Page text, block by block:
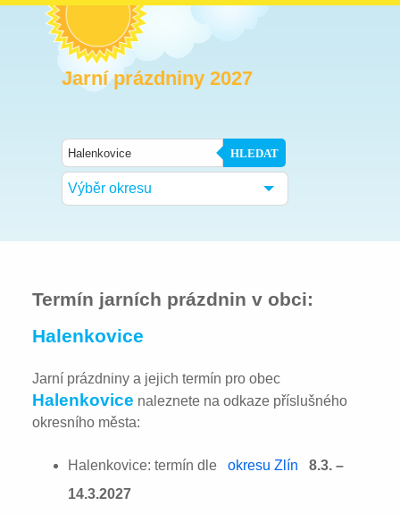
Jarní prázdniny 2027
HLEDAT
Výběr okresu
Termín jarních prázdnin v obci:
Halenkovice
Jarní prázdniny a jejich termín pro obec
Halenkovice naleznete na odkaze příslušného
okresního města:
Halenkovice: termín dle okresu Zlín
8.3. –
14.3.2027